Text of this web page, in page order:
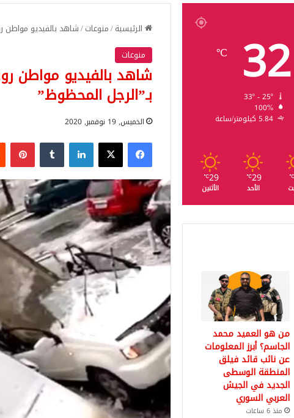
الرئيسية/منوعات/شاهد بالفيديو مواطن
منوعات
شاهد بالفيديو مواطن
بـ”الرجل المحظوظ”
الخميس, 19 نوفمبر, 2020
فيسبوك‫X لينكدإن
32
℃
100%
5.84 كيلومتر/ساعة
℃
29
℃
الأحد
29
℃
الأثنين
من هو العميد محمد
الجاسم؟ أبرز المعلومات
عن نائب قائد فيلق
المنطقة الوسطى
الجديد في الجيش
العربي السوري
منذ 6 ساعات